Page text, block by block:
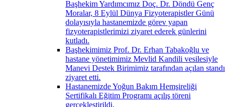
Başhekim Yardımcımız Doç. Dr. Döndü Genç
Moralar, 8 Eylül Dünya Fizyoterapistler Günü
dolayısıyla hastanemizde görev yapan
fizyoterapistlerimizi ziyaret ederek günlerini
kutladı.
Başhekimimiz Prof. Dr. Erhan Tabakoğlu ve
hastane yönetimimiz Mevlid Kandili vesilesiyle
Manevi Destek Birimimiz tarafından açılan standı
ziyaret etti.
Hastanemizde Yoğun Bakım Hemşireliği
Sertifikalı Eğitim Programı açılış töreni
gerçekleştirildi.